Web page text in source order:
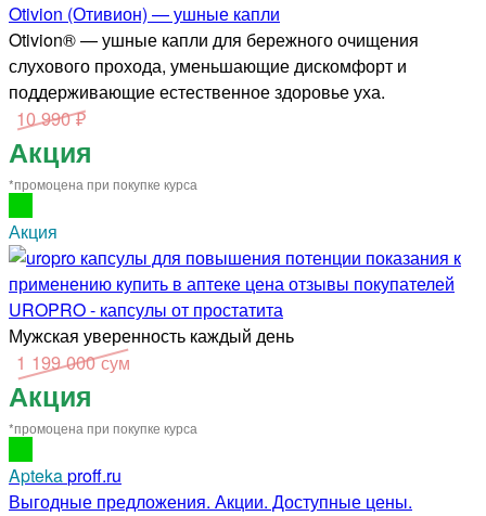
Otivion (Отивион) — ушные капли
Otivion® — ушные капли для бережного очищения
слухового прохода, уменьшающие дискомфорт и
поддерживающие естественное здоровье уха.
10 990 ₽
Акция
*промоцена при покупке курса
Акция
UROPRO - капсулы от простатита
Мужская уверенность каждый день
1 199 000 сум
Акция
*промоцена при покупке курса
Aptekaproff.ru
Выгодные предложения. Акции. Доступные цены.